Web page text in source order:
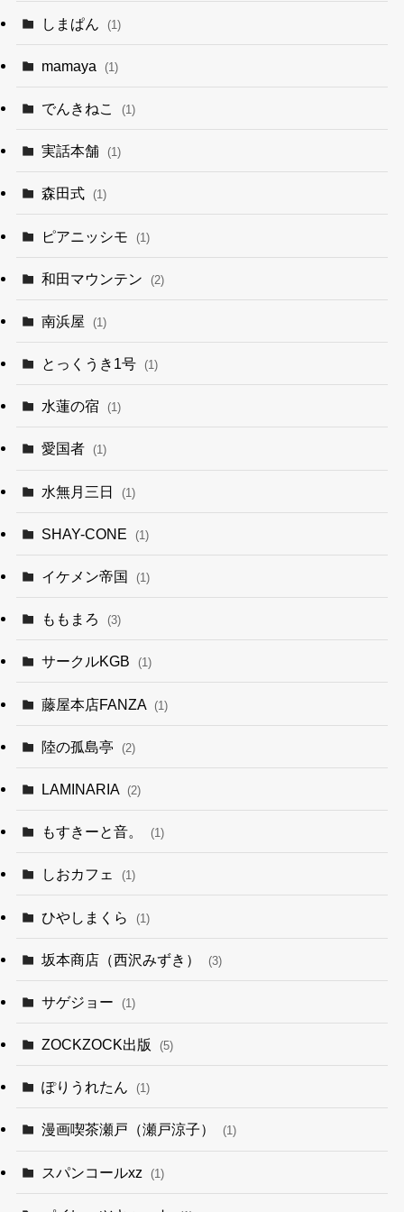
しまぱん (1)
mamaya (1)
でんきねこ (1)
実話本舗 (1)
森田式 (1)
ピアニッシモ (1)
和田マウンテン (2)
南浜屋 (1)
とっくうき1号 (1)
水蓮の宿 (1)
愛国者 (1)
水無月三日 (1)
SHAY-CONE (1)
イケメン帝国 (1)
ももまろ (3)
サークルKGB (1)
藤屋本店FANZA (1)
陸の孤島亭 (2)
LAMINARIA (2)
もすきーと音。 (1)
しおカフェ (1)
ひやしまくら (1)
坂本商店（西沢みずき） (3)
サゲジョー (1)
ZOCKZOCK出版 (5)
ぽりうれたん (1)
漫画喫茶瀬戸（瀬戸涼子） (1)
スパンコールxz (1)